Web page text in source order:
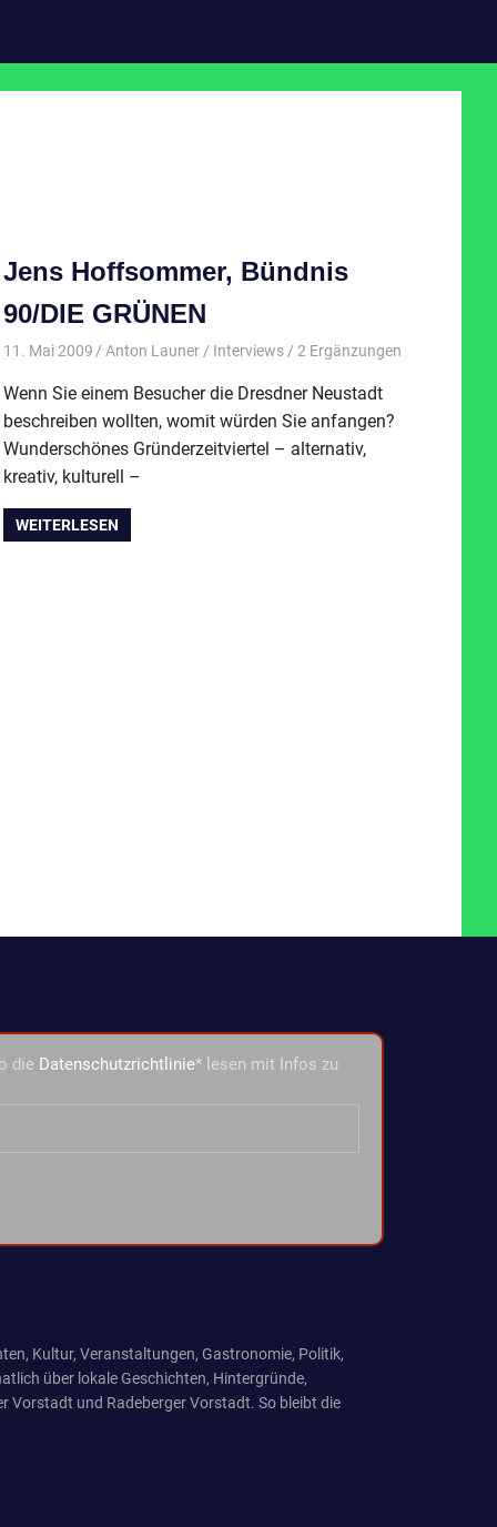
Jens Hoffsommer, Bündnis
90/DIE GRÜNEN
11. Mai 2009 Anton Launer Interviews / 2 Ergänzungen
Wenn Sie einem Besucher die Dresdner Neustadt
beschreiben wollten, womit würden Sie anfangen?
Wunderschönes Gründerzeitviertel – alternativ,
kreativ, kulturell –
WEITERLESEN
die Datenschutzrichtlinie* lesen mit Infos zu
Kultur, Veranstaltungen, Gastronomie, Politik,
über lokale Geschichten, Hintergründe,
Vorstadt und Radeberger Vorstadt. So bleibt die